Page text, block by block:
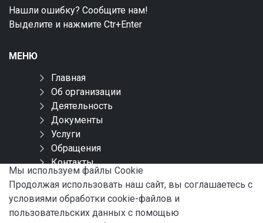
Нашли ошибку? Сообщите нам!
Выделите и нажмите Ctr+Enter
МЕНЮ
Главная
Об организации
Деятельность
Документы
Услуги
Обращения
Контакты
Карта сайта
СОЦИАЛЬНЫЕ СЕТИ
Мы используем файлы Сookie
Продолжая использовать наш сайт, вы соглашаетесь с
условиями обработки cookie-файлов и
пользовательских данных с помощью